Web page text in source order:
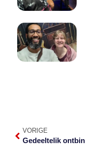
VORIGE